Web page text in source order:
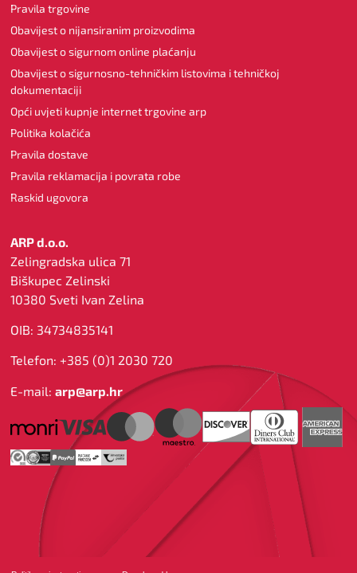
Pravila trgovine
Obavijest o nijansiranim proizvodima
Obavijest o sigurnom online plaćanju
Obavijest o sigurnosno-tehničkim listovima i tehničkoj
dokumentaciji
Opći uvjeti kupnje internet trgovine arp
Politika kolačića
Pravila dostave
Pravila reklamacija i povrata robe
Raskid ugovora
ARP d.o.o.
Zelingradska ulica 71
Biškupec Zelinski
10380 Sveti Ivan Zelina
OIB: 34734835141
Telefon: +385 (0)1 2030 720
E-mail: arp@arp.hr